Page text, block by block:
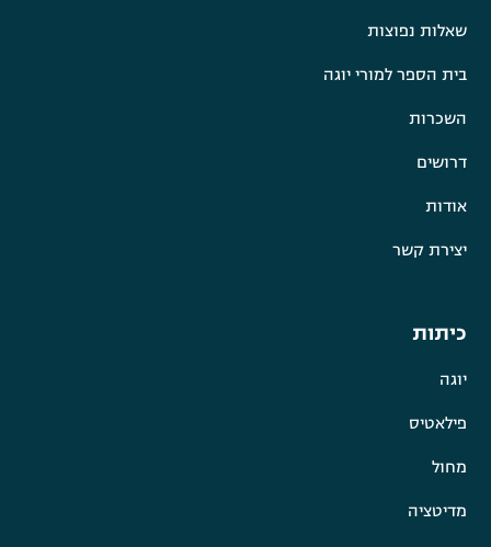
שאלות נפוצות
בית הספר למורי יוגה
השכרות
דרושים
אודות
יצירת קשר
כיתות
יוגה
פילאטיס
מחול
מדיטציה